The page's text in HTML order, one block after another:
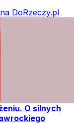
DoRzeczy.pl
O silnych